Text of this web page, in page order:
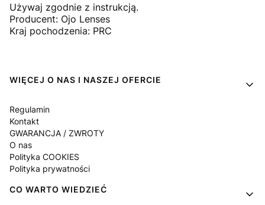
Używaj zgodnie z instrukcją.
Producent: Ojo Lenses
Kraj pochodzenia: PRC
Linki w stopce
WIĘCEJ O NAS I NASZEJ OFERCIE
Regulamin
Kontakt
GWARANCJA / ZWROTY
O nas
Polityka COOKIES
Polityka prywatności
CO WARTO WIEDZIEĆ